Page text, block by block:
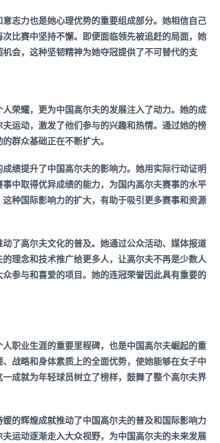
志力也是她心理优势的重要组成部分。她相信自己
比赛中坚持不懈。即便面临领先被追赶的局面，她
会，这种坚韧精神为她夺冠提供了不可替代的支
荣耀，更为中国高尔夫的发展注入了动力。她的成
运动，激发了他们参与的兴趣和热情。通过她的榜
群众基础正在不断扩大。
绩提升了中国高尔夫的影响力。她用实际行动证明
中取得优异成绩的能力，为国内高尔夫赛事的水平
种国际影响力的扩大，有助于吸引更多赛事和资源
了高尔夫文化的普及。她通过公众活动、媒体报道
理念和技术推广给更多人，让高尔夫不再是少数人
参与和喜爱的项目。她的连冠荣誉因此具有重要的
职业生涯的重要里程碑，也是中国高尔夫崛起的重
战略和身体素质上的全面优势，使她能够在女子中
成就为年轻球员树立了榜样，鼓舞了整个高尔夫界
的辉煌成就推动了中国高尔夫的普及和国际影响力
运动逐渐走入大众视野，为中国高尔夫的未来发展